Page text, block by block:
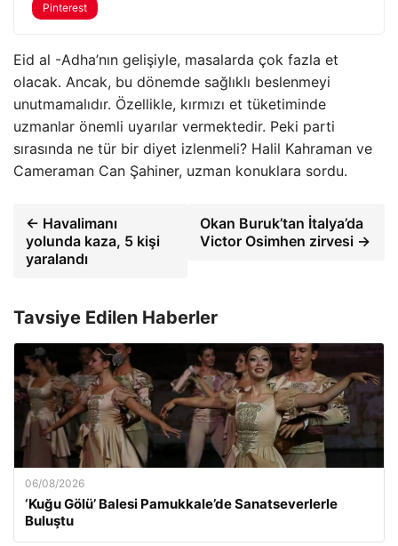
Pinterest
Eid al -Adha’nın gelişiyle, masalarda çok fazla et
olacak. Ancak, bu dönemde sağlıklı beslenmeyi
unutmamalıdır. Özellikle, kırmızı et tüketiminde
uzmanlar önemli uyarılar vermektedir. Peki parti
sırasında ne tür bir diyet izlenmeli? Halil Kahraman ve
Cameraman Can Şahiner, uzman konuklara sordu.
← Havalimanı
yolunda kaza, 5 kişi
yaralandı
Okan Buruk’tan İtalya’da
Victor Osimhen zirvesi →
Tavsiye Edilen Haberler
06/08/2026
‘Kuğu Gölü’ Balesi Pamukkale’de Sanatseverlerle
Buluştu